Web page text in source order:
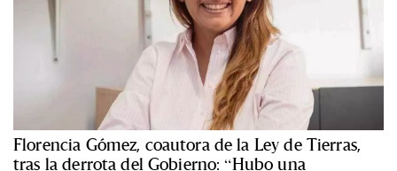
Florencia Gómez, coautora de la Ley de Tierras,
tras la derrota del Gobierno: “Hubo una